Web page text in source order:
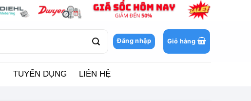
Đăng nhập Giỏ hàng
TUYỂN DỤNG LIÊN HỆ